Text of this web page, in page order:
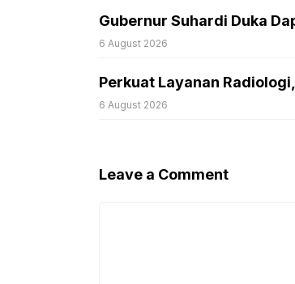
Gubernur Suhardi Duka
6 August 2026
Perkuat Layanan
6 August 2026
Leave a Comment